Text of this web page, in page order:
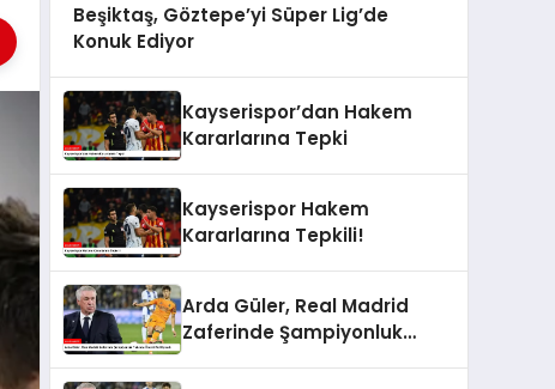
Beşiktaş, Göztepe’yi Süper Lig’de
Konuk Ediyor
Kayserispor’dan Hakem
Kararlarına Tepki
Kayserispor Hakem
Kararlarına Tepkili!
Arda Güler, Real Madrid
Zaferinde Şampiyonluk